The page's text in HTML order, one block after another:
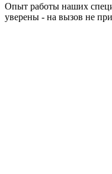
Опыт работы наших
уверены - на вызов не